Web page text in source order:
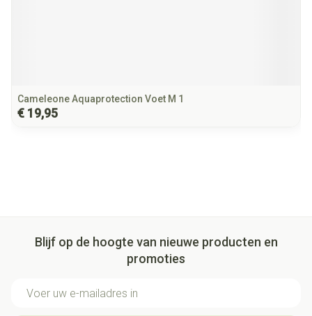
Cameleone Aquaprotection Voet M 1
€ 19,95
Blijf op de hoogte van nieuwe producten en
promoties